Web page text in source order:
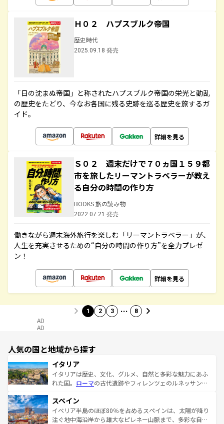
Ｈ０２ ハプスブルク帝国
歴史時代
2025.09.18 発売
「日の沈まぬ帝国」と称されたハプスブルク帝国の栄光と動乱
の歴史をたどり、今なお各国に残る史跡を巡る歴史を旅するガ
イド。
詳細を見る
Ｓ０２ 週末だけで７０ヵ国１５９都
市を旅したリーマントラベラーが教え
る自分の時間の作り方
BOOKS 旅の読み物
2022.07.21 発売
働きながら週末海外旅行を楽しむ「リーマントラベラー」が、
人生を充実させるための“自分の時間の作り方”を全力プレゼ
ン！
詳細を見る
1 2 3 … 8
AD
AD
人気の国と地域から探す
イタリア
イタリアは歴史、文化、グルメ、自然と多彩な魅力にあふ
れた国。 ローマの古代遺跡やフィレンツェのルネッサンス
ろん、トスカーナの美しい田園風景やアマルフィ海岸の絶
景など、自然景観も見逃せない。観光の合間には、本場の
ピザやパスタなど、絶品のイタリア料理を堪能することも
スペイン
イベリア半島のほぼ80％を占めるスペインは、太陽が降り
注ぐ地中海沿岸から雄大なピレネー山脈まで、多彩な自然